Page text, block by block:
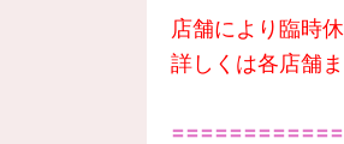
店舗により臨時
詳しくは各店舗
〓〓〓〓〓〓〓〓〓〓〓